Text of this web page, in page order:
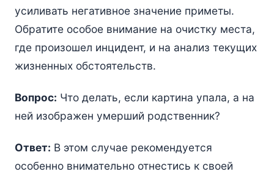
усиливать негативное значение приметы.
Обратите особое внимание на очистку места,
где произошел инцидент, и на анализ текущих
жизненных обстоятельств.
Вопрос: Что делать, если картина упала, а на
ней изображен умерший родственник?
Ответ: В этом случае рекомендуется
особенно внимательно отнестись к своей